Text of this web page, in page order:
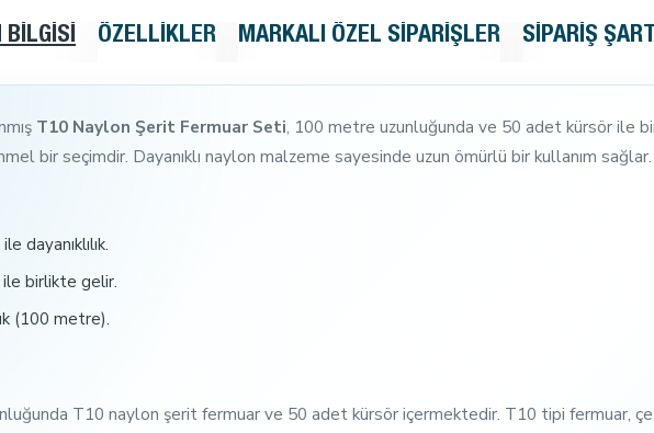
BILGISI ÖZELLIKLER MARKALI ÖZEL SIPARIŞLER SIPARIŞ
T10 Naylon Şerit Fermuar Seti, 100 metre uzunluğunda ve 50 adet kürsör ile
bir seçimdir. Dayanıklı naylon malzeme sayesinde uzun ömürlü bir kullanım sağlar.
dayanıklılık.
birlikte gelir.
(100 metre).
T10 naylon şerit fermuar ve 50 adet kürsör içermektedir. T10 tipi fermuar,